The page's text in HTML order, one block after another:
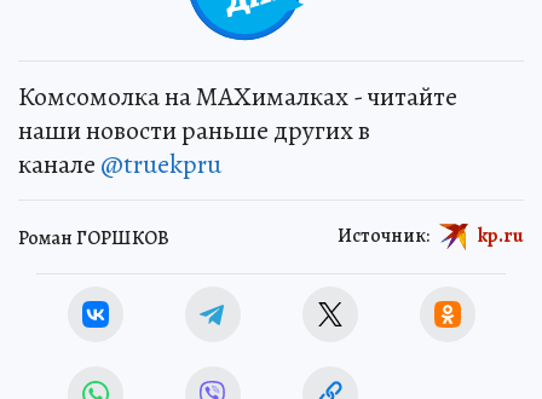
Комсомолка на MAXималках - читайте
наши новости раньше других в
канале @truekpru
Роман ГОРШКОВ Источник: kp.ru